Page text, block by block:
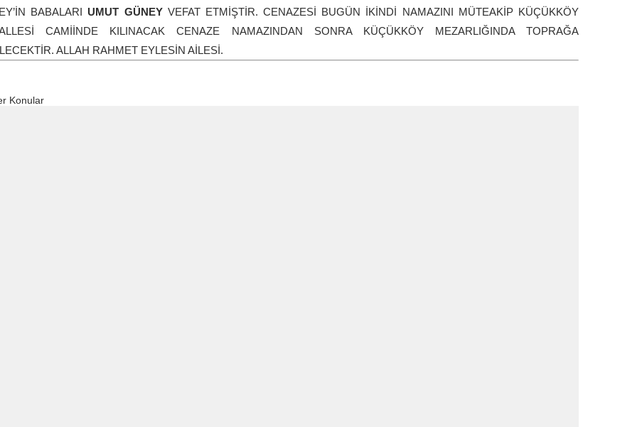
BABALARI UMUT GÜNEYVEFAT ETMİŞTİR. CENAZESİ BUGÜN İKİNDİ NAMAZINI MÜTEAKİP KÜÇÜKKÖY
CAMİİNDE KILINACAK CENAZE NAMAZINDAN SONRA KÜÇÜKKÖY MEZARLIĞINDA TOPRAĞA
ALLAH RAHMET EYLESİN AİLESİ.
Konular